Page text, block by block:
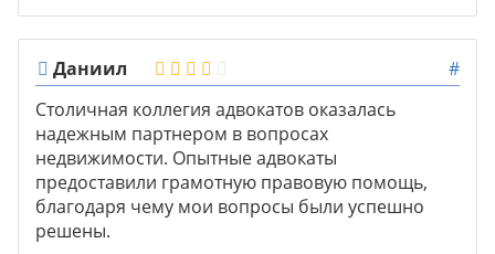
Даниил
#
Столичная коллегия адвокатов оказалась
надежным партнером в вопросах
недвижимости. Опытные адвокаты
предоставили грамотную правовую помощь,
благодаря чему мои вопросы были успешно
решены.